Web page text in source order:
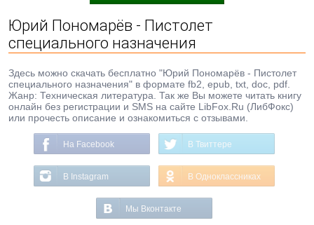
Юрий Пономарёв - Пистолет
специального назначения
Здесь можно скачать бесплатно "Юрий Пономарёв - Пистолет
специального назначения" в формате fb2, epub, txt, doc, pdf.
Жанр: Техническая литература. Так же Вы можете читать книгу
онлайн без регистрации и SMS на сайте LibFox.Ru (ЛибФокс)
или прочесть описание и ознакомиться с отзывами.
На Facebook В Твиттере
В Instagram В Одноклассниках
Мы Вконтакте